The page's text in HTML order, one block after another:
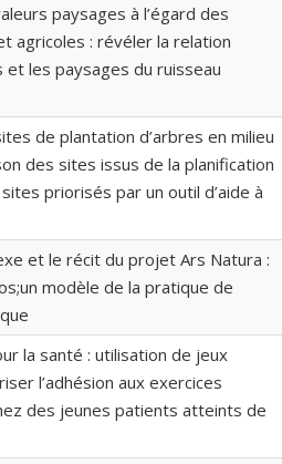
paysages à l’égard des
agricoles : révéler la relation
les paysages du ruisseau
de plantation d’arbres en milieu
des sites issus de la planification
priorisés par un outil d’aide à
et le récit du projet Ars Natura :
modèle de la pratique de
la santé : utilisation de jeux
l’adhésion aux exercices
des jeunes patients atteints de